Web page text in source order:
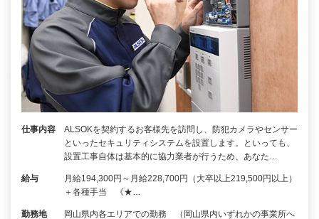
仕事内容
ALSOKを契約するお客様先を訪問し、防犯カメラやセンサー
といったセキュリティシステムを設置します。といっても、
設置工事自体は基本的に協力業者が行うため、あなた…
給与
月給194,300円～月給228,700円（大卒以上219,500円以上）
＋各種手当 《★…
勤務地
岡山県内各エリアでの勤務 （岡山県内いずれかの事業所へ